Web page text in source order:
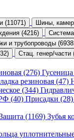
(11071) Шины,
(4216)
и трубопроводы
Стац. генер/части
(276)
резиновая (47)
(344)
(40) Присадки (28)
(1169) Зубья